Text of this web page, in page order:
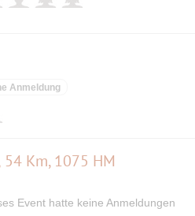
Anmeldung
Km, 1075 HM
Event hatte keine Anmeldungen